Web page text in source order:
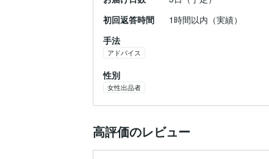
初回返答時間
1時間以内（実績）
手法
アドバイス
性別
女性出品者
高評価のレビュー